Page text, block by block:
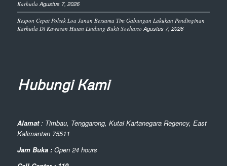
Karhutla Agustus 7, 2026
Respon Cepat Polsek Loa Janan Bersama Tim Gabungan Lakukan Pendinginan
Karhutla Di Kawasan Hutan Lindung Bukit Soeharto Agustus 7, 2026
Hubungi Kami
Alamat: Timbau, Tenggarong, Kutai Kartanegara Regency, East
Kalimantan 75511
Jam Buka : Open 24 hours